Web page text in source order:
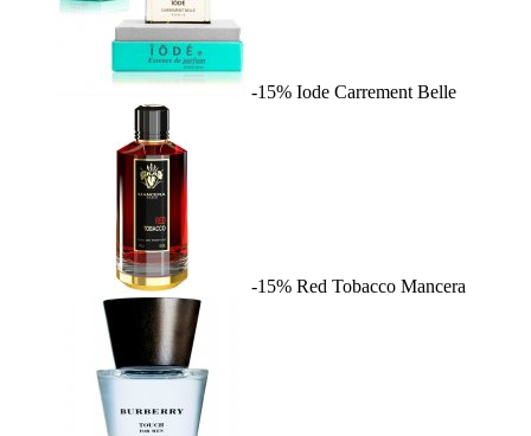
-15% Iode Carrement Belle
-15% Red Tobacco Mancera